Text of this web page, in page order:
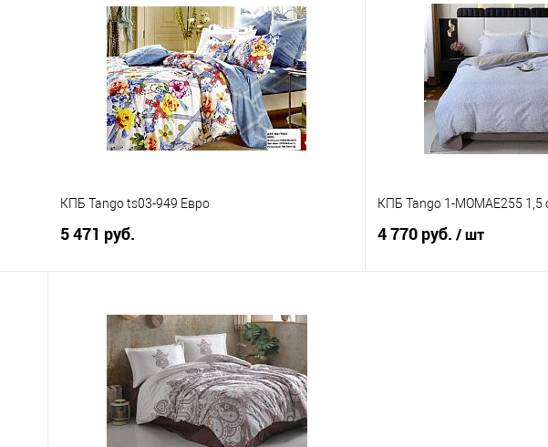
Купить в 1 клик
Сравнение
В избранное
В наличии
Купить в 1 клик
В избранное
КПБ Tango ts03-949 Евро
5 471 руб.
Купить в 1 клик
Сравнение
В избранное
В наличии
КПБ Tango 1-MOMAE255 1,5
4 770 руб. / шт